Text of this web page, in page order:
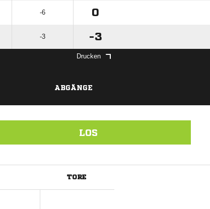
-6 0
-3 -3
Drucken
ABGÄNGE
LOS
TORE